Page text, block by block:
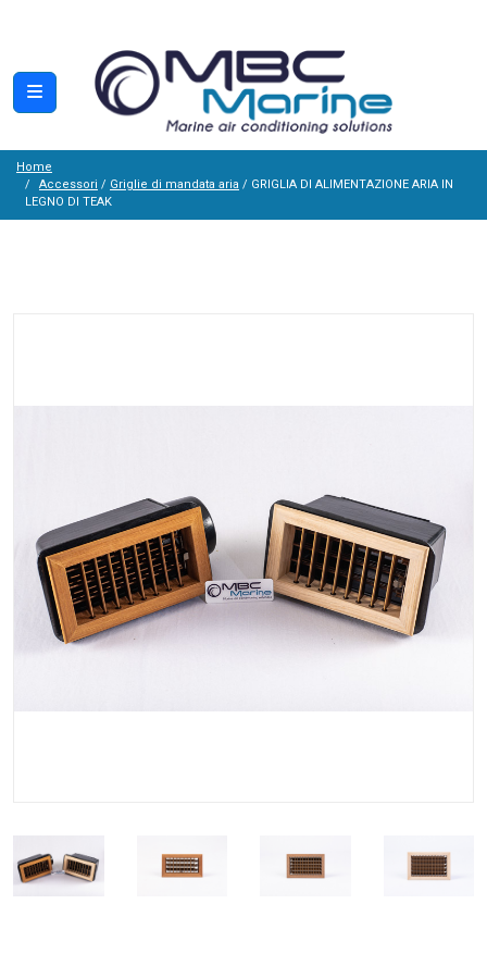
Home
Accessori / Griglie di mandata aria / GRIGLIA DI ALIMENTAZIONE ARIA IN
LEGNO DI TEAK